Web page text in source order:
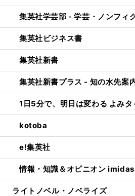
集英社学芸部 - 学芸・ノンフィ
集英社ビジネス書
集英社新書
集英社新書プラス - 知の水先案
1日5分で、明日は変わる よみ
kotoba
e!集英社
情報・知識＆オピニオン imidas
ライトノベル・ノベライズ